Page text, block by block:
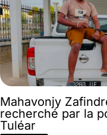
Mahavonjy
recherché par la
Tuléar